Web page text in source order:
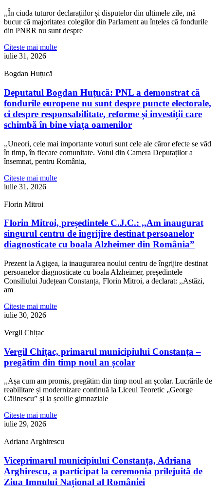
,,În ciuda tuturor declarațiilor și disputelor din ultimele zile, mă
bucur că majoritatea colegilor din Parlament au înțeles că fondurile
din PNRR nu sunt despre
Citeste mai multe
iulie 31, 2026
Bogdan Huțucă
Deputatul Bogdan Huțucă: PNL a demonstrat că
fondurile europene nu sunt despre puncte electorale,
ci despre responsabilitate, reforme și investiții care
schimbă în bine viața oamenilor
,,Uneori, cele mai importante voturi sunt cele ale căror efecte se văd
în timp, în fiecare comunitate. Votul din Camera Deputaților a
însemnat, pentru România,
Citeste mai multe
iulie 31, 2026
Florin Mitroi
Florin Mitroi, președintele C.J.C.: ,,Am inaugurat
singurul centru de îngrijire destinat persoanelor
diagnosticate cu boala Alzheimer din România”
Prezent la Agigea, la inaugurarea noului centru de îngrijire destinat
persoanelor diagnosticate cu boala Alzheimer, președintele
Consiliului Județean Constanța, Florin Mitroi, a declarat: ,,Astăzi,
am
Citeste mai multe
iulie 30, 2026
Vergil Chițac
Vergil Chițac, primarul municipiului Constanța –
pregătim din timp noul an școlar
,,Așa cum am promis, pregătim din timp noul an școlar. Lucrările de
reabilitare și modernizare continuă la Liceul Teoretic „George
Călinescu” și la școlile gimnaziale
Citeste mai multe
iulie 29, 2026
Adriana Arghirescu
Viceprimarul municipiului Constanța, Adriana
Arghirescu, a participat la ceremonia prilejuită de
Ziua Imnului Național al României